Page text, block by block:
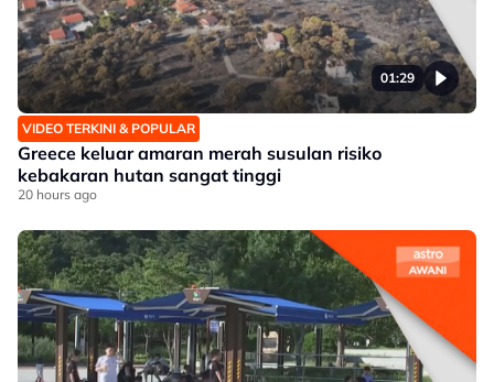
01:29
VIDEO TERKINI & POPULAR
Greece keluar amaran merah susulan risiko
kebakaran hutan sangat tinggi
20 hours ago